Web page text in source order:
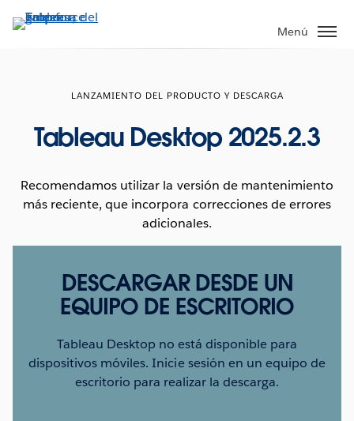
Menú
LANZAMIENTO DEL PRODUCTO Y DESCARGA
Tableau Desktop 2025.2.3
Recomendamos utilizar la versión de mantenimiento
más reciente, que incorpora correcciones de errores
adicionales.
DESCARGAR DESDE UN
EQUIPO DE ESCRITORIO
Tableau Desktop no está disponible para
dispositivos móviles. Inicie sesión en un equipo de
escritorio para realizar la descarga.